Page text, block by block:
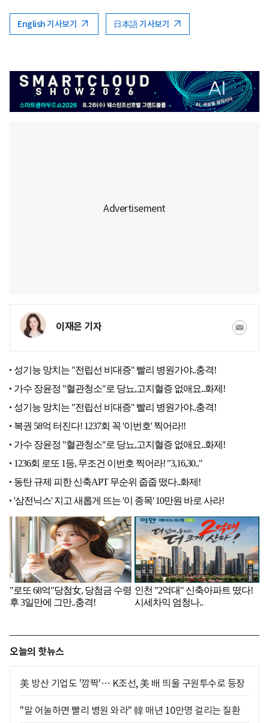
English 기사보기 日本語 기사보기
이재은 기자
오늘의 핫뉴스
美 방산 기업도 '깜짝'… K조선, 美 배 띄울 구원투수로 등장
"말 어눌하면 빨리 병원 와라" 韓 매년 10만명 걸리는 질환